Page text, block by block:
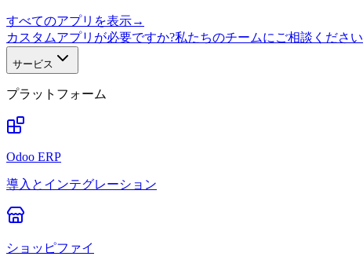
すべてのアプリを表示→
カスタムアプリが必要ですか?私たちのチームにご相談ください
サービス
プラットフォーム
Odoo ERP
導入とインテグレーション
ショッピファイ